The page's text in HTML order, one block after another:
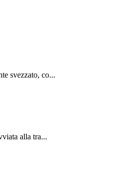
svezzato, co...
alla tra...